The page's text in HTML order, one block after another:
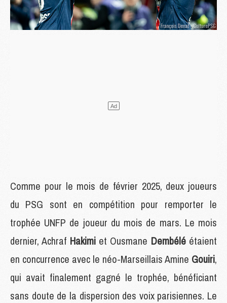
Comme pour le mois de février 2025, deux joueurs
du PSG sont en compétition pour remporter le
trophée UNFP de joueur du mois de mars. Le mois
dernier, Achraf Hakimiet Ousmane Dembéléétaient
en concurrence avec le néo-Marseillais Amine Gouiri,
qui avait finalement gagné le trophée, bénéficiant
sans doute de la dispersion des voix parisiennes. Le